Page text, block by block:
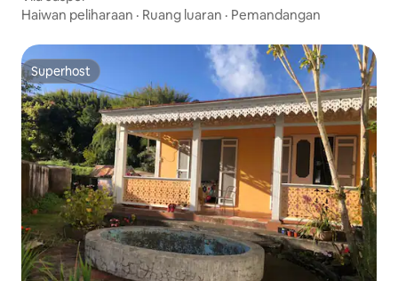
Haiwan peliharaan · Ruang luaran · Pemandangan
Superhost
Superhost